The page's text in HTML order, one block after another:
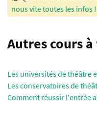
nous vite toutes les infos !
Autres cours
Les universités de théâtre
Les conservatoires de
Comment réussir l'entrée